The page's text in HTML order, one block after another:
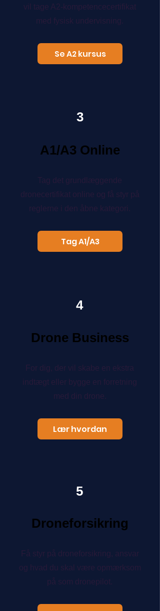
vil tage A2-kompetencecertifikat
med fysisk undervisning.
Se A2 kursus
3
A1/A3 Online
Tag det grundlæggende
dronecertifikat online og få styr på
reglerne i den åbne kategori.
Tag A1/A3
4
Drone Business
For dig, der vil skabe en ekstra
indtægt eller bygge en forretning
med din drone.
Lær hvordan
5
Droneforsikring
Få styr på droneforsikring, ansvar
og hvad du skal være opmærksom
på som dronepilot.